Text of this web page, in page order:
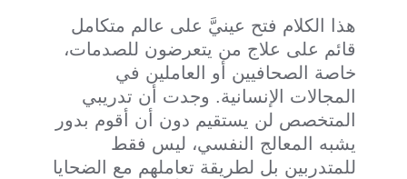
هذا الكلام فتح عينيَّ على عالم متكامل
قائم على علاج من يتعرضون للصدمات،
خاصة الصحافيين أو العاملين في
المجالات الإنسانية. وجدت أن تدريبي
المتخصص لن يستقيم دون أن أقوم بدور
يشبه المعالج النفسي، ليس فقط
للمتدربين بل لطريقة تعاملهم مع الضحايا